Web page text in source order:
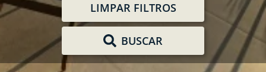
LIMPAR FILTROS
BUSCAR